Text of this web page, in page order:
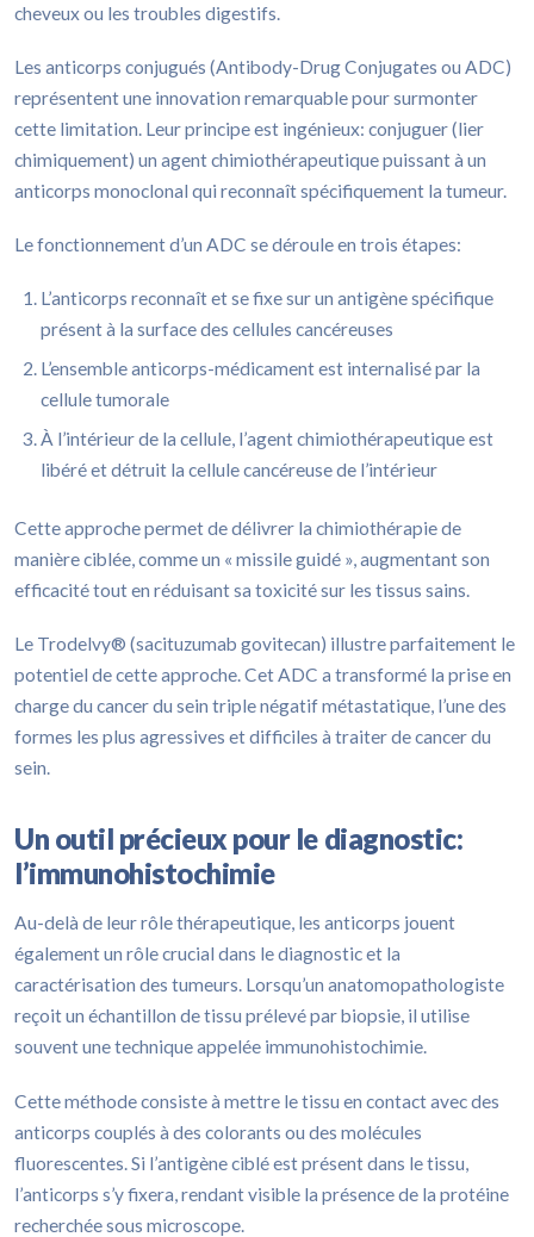
cheveux ou les troubles digestifs.
Les anticorps conjugués (Antibody-Drug Conjugates ou ADC)
représentent une innovation remarquable pour surmonter
cette limitation. Leur principe est ingénieux: conjuguer (lier
chimiquement) un agent chimiothérapeutique puissant à un
anticorps monoclonal qui reconnaît spécifiquement la tumeur.
Le fonctionnement d’un ADC se déroule en trois étapes:
L’anticorps reconnaît et se fixe sur un antigène spécifique
présent à la surface des cellules cancéreuses
L’ensemble anticorps-médicament est internalisé par la
cellule tumorale
À l’intérieur de la cellule, l’agent chimiothérapeutique est
libéré et détruit la cellule cancéreuse de l’intérieur
Cette approche permet de délivrer la chimiothérapie de
manière ciblée, comme un « missile guidé », augmentant son
efficacité tout en réduisant sa toxicité sur les tissus sains.
Le Trodelvy® (sacituzumab govitecan) illustre parfaitement le
potentiel de cette approche. Cet ADC a transformé la prise en
charge du cancer du sein triple négatif métastatique, l’une des
formes les plus agressives et difficiles à traiter de cancer du
sein.
Un outil précieux pour le diagnostic:
l’immunohistochimie
Au-delà de leur rôle thérapeutique, les anticorps jouent
également un rôle crucial dans le diagnostic et la
caractérisation des tumeurs. Lorsqu’un anatomopathologiste
reçoit un échantillon de tissu prélevé par biopsie, il utilise
souvent une technique appelée immunohistochimie.
Cette méthode consiste à mettre le tissu en contact avec des
anticorps couplés à des colorants ou des molécules
fluorescentes. Si l’antigène ciblé est présent dans le tissu,
l’anticorps s’y fixera, rendant visible la présence de la protéine
recherchée sous microscope.